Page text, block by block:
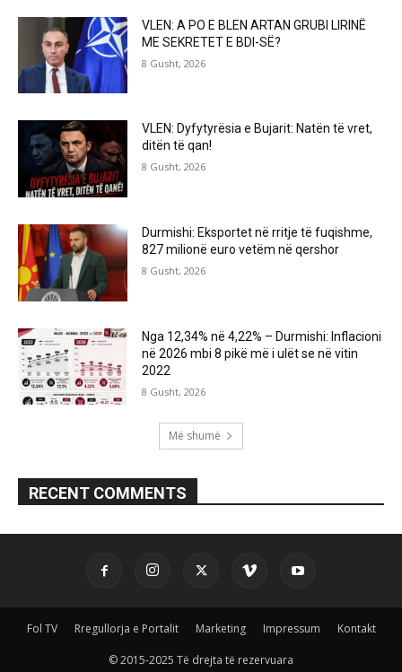
VLEN: A PO E BLEN ARTAN GRUBI LIRINË
ME SEKRETET E BDI-SË?
8 Gusht, 2026
VLEN: Dyfytyrësia e Bujarit: Natën të vret,
ditën të qan!
8 Gusht, 2026
Durmishi: Eksportet në rritje të fuqishme,
827 milionë euro vetëm në qershor
8 Gusht, 2026
Nga 12,34% në 4,22% – Durmishi: Inflacioni
në 2026 mbi 8 pikë më i ulët se në vitin
2022
8 Gusht, 2026
Më shumë
RECENT COMMENTS
Fol TV Rregullorja e Portalit Marketing Impressum Kontakt
© 2015-2025 Të drejta të rezervuara